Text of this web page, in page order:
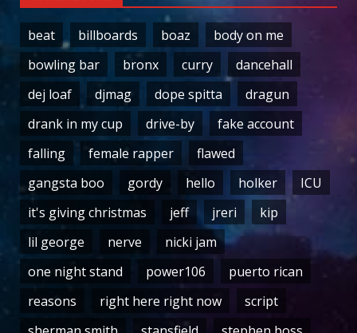
beat billboards boaz
body on me
bowling bar
bronx curry
dancehall
dej loaf
djmag dope spitta
dragun
drank in my cup
drive-by
fake account
falling
female rapper
flawed
gangsta boo
gordy hello holker
ICU
it's giving christmas
jeff jreri
kip
lil george
nerve
nicki jam
one night stand
power106
puerto rican
reasons
right here right now
script